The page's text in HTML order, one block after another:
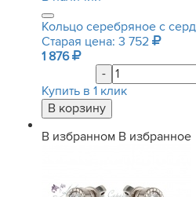
Кольцо серебряное с
Старая цена: 3 752
1 876
-
Купить в 1 клик
В избранном В избранное